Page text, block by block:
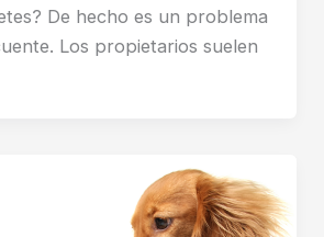
De hecho es un problema
Los propietarios suelen